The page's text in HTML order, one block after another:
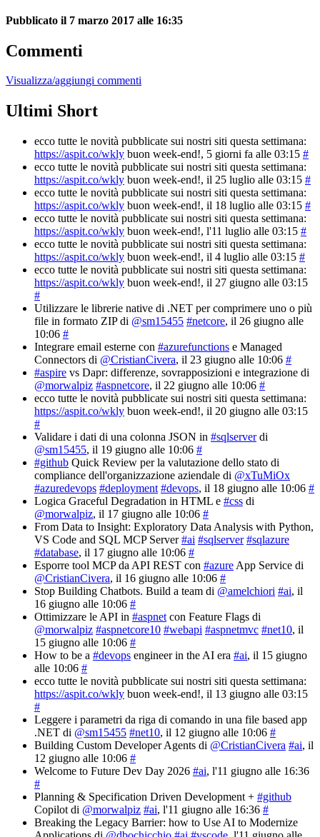
Pubblicato il 7 marzo 2017 alle 16:35
Commenti
Visualizza/aggiungi commenti
Ultimi Short
ecco tutte le novità pubblicate sui nostri siti questa settimana:
https://aspit.co/wkly buon week-end!, 5 giorni fa alle 03:15 #
ecco tutte le novità pubblicate sui nostri siti questa settimana:
https://aspit.co/wkly buon week-end!, il 25 luglio alle 03:15 #
ecco tutte le novità pubblicate sui nostri siti questa settimana:
https://aspit.co/wkly buon week-end!, il 18 luglio alle 03:15 #
ecco tutte le novità pubblicate sui nostri siti questa settimana:
https://aspit.co/wkly buon week-end!, l'11 luglio alle 03:15 #
ecco tutte le novità pubblicate sui nostri siti questa settimana:
https://aspit.co/wkly buon week-end!, il 4 luglio alle 03:15 #
ecco tutte le novità pubblicate sui nostri siti questa settimana:
https://aspit.co/wkly buon week-end!, il 27 giugno alle 03:15
#
Utilizzare le librerie native di .NET per comprimere uno o più
file in formato ZIP di @sm15455 #netcore, il 26 giugno alle
10:06 #
Integrare email esterne con #azurefunctions e Managed
Connectors di @CristianCivera, il 23 giugno alle 10:06 #
#aspire vs Dapr: differenze, sovrapposizioni e integrazione di
@morwalpiz #aspnetcore, il 22 giugno alle 10:06 #
ecco tutte le novità pubblicate sui nostri siti questa settimana:
https://aspit.co/wkly buon week-end!, il 20 giugno alle 03:15
#
Validare i dati di una colonna JSON in #sqlserverdi
@sm15455, il 19 giugno alle 10:06 #
#github Quick Review per la valutazione dello stato di
compliance dell'organizzazione aziendale di @xTuMiOx
#azuredevops #deployment #devops, il 18 giugno alle 10:06 #
Logica Graceful Degradation in HTML e #css di
@morwalpiz, il 17 giugno alle 10:06 #
From Data to Insight: Exploratory Data Analysis with Python,
VS Code and SQL MCP Server#ai #sqlserver #sqlazure
#database, il 17 giugno alle 10:06 #
Esporre tool MCP da API REST con #azure App Service di
@CristianCivera, il 16 giugno alle 10:06 #
Stop Building Chatbots. Build a team di @amelchiori #ai, il
16 giugno alle 10:06 #
Ottimizzare le API in #aspnet con Feature Flags di
@morwalpiz #aspnetcore10 #webapi #aspnetmvc #net10, il
15 giugno alle 10:06 #
How to be a #devops engineer in the AI era #ai, il 15 giugno
alle 10:06 #
ecco tutte le novità pubblicate sui nostri siti questa settimana:
https://aspit.co/wkly buon week-end!, il 13 giugno alle 03:15
#
Leggere i parametri da riga di comando in una file based app
.NET di @sm15455 #net10, il 12 giugno alle 10:06 #
Building Custom Developer Agents di @CristianCivera #ai, il
12 giugno alle 10:06 #
Welcome to Future Dev Day 2026 #ai, l'11 giugno alle 16:36
#
Planning & Specification Driven Development + #github
Copilot di @morwalpiz #ai, l'11 giugno alle 16:36 #
Breaking the Legacy Barrier: how to Use AI to Modernize